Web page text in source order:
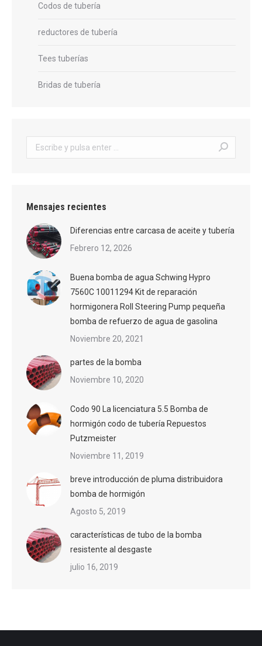
Codos de tubería
reductores de tubería
Tees tuberías
Bridas de tubería
Buscar:
Mensajes recientes
Diferencias entre carcasa de aceite y tubería
Febrero 12, 2026
Buena bomba de agua Schwing Hypro
7560C 10011294 Kit de reparación
hormigonera Roll Steering Pump pequeña
bomba de refuerzo de agua de gasolina
Noviembre 20, 2021
partes de la bomba
Noviembre 10, 2020
Codo 90 La licenciatura 5.5 Bomba de
hormigón codo de tubería Repuestos
Putzmeister
Noviembre 11, 2019
breve introducción de pluma distribuidora
bomba de hormigón
Agosto 5, 2019
características de tubo de la bomba
resistente al desgaste
julio 16, 2019